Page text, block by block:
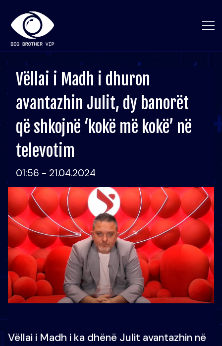
Vëllai i Madh i dhuron
avantazhin Julit, dy banorët
që shkojnë ‘kokë më kokë’ në
televotim
01:56 - 21.04.2024
Vëllai i Madh i ka dhënë Julit avantazhin në